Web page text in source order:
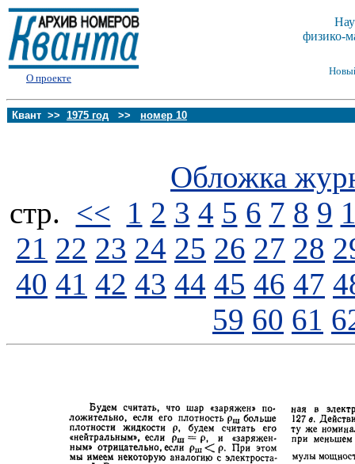
О проекте
физико-
Квант >> 1975 год >> номер 10
Обложка
стp. << 1 2 3 4 5 6 7 8 9
21 22 23 24 25 26 27 28
40 41 42 43 44 45 46 47
59 60 61